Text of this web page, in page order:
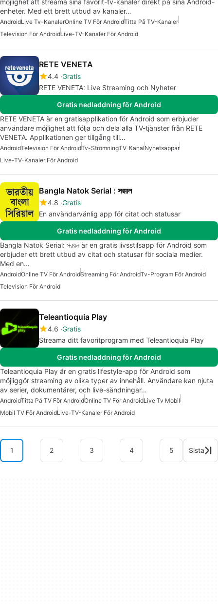
möjlighet att streama sina favorit-tv-kanaler direkt på sina Android-
enheter. Med ett brett utbud av kanaler…
AndroidLive Tv-KanalerOnline TV För AndroidTitta På TV-Kanaler
Television För AndroidLive-TV-Kanaler För Android
RETE VENETA
4.4 Gratis
RETE VENETA: Live Streaming och Nyheter
Gratis nedladdning för Android
RETE VENETA är en gratisapplikation för Android som erbjuder
användare möjlighet att följa och dela alla TV-tjänster från RETE
VENETA. Applikationen ger tillgång till…
AndroidTelevision För AndroidTv-StrömningTV-KanalNyhetsappar
Live-TV-Kanaler För Android
Bangla Natok Serial : সরয়ল
4.8 Gratis
En användarvänlig app för citat och statusar
Gratis nedladdning för Android
Bangla Natok Serial: সরয়ল är en gratis livsstilsapp för Android som
erbjuder ett brett utbud av citat och statusar för sociala medier.
Med en…
AndroidOnline TV För AndroidStreaming För AndroidTv-Program För Android
Television För Android
Teleantioquia Play
4.6 Gratis
Streama ditt favoritprogram med Teleantioquia Play
Gratis nedladdning för Android
Teleantioquia Play är en gratis lifestyle-app för Android som
möjliggör streaming av olika typer av innehåll. Användare kan njuta
av serier, dokumentärer, och live-sändningar…
AndroidTitta På TV För AndroidOnline TV För AndroidLive Tv Mobil
Mobil TV För AndroidLive-TV-Kanaler För Android
1 2 3 4 5 Sista